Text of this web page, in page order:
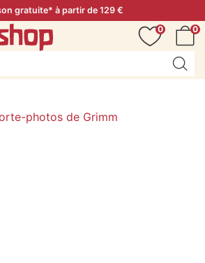
gratuite* à partir de 129 €
0
0